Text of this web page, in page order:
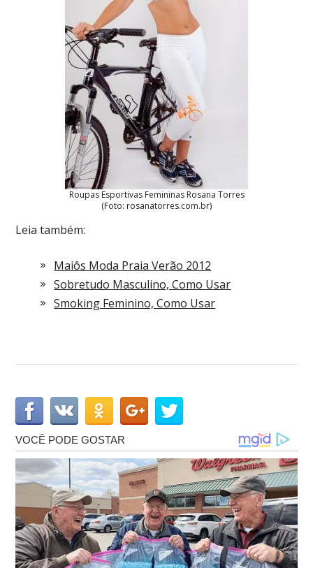
Roupas Esportivas Femininas Rosana Torres
(Foto: rosanatorres.com.br)
Leia também:
Maiôs Moda Praia Verão 2012
Sobretudo Masculino, Como Usar
Smoking Feminino, Como Usar